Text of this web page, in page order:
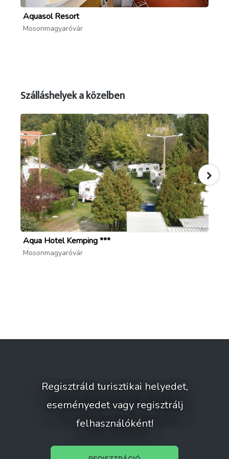
Aquasol Resort
Mosonmagyaróvár
Szálláshelyek a közelben
Aqua Hotel Kemping ***
Mosonmagyaróvár
Regisztráld turisztikai helyedet,
eseményedet vagy regisztrálj
felhasználóként!